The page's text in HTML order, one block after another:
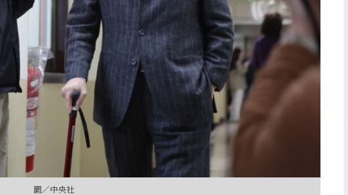
圖／中央社